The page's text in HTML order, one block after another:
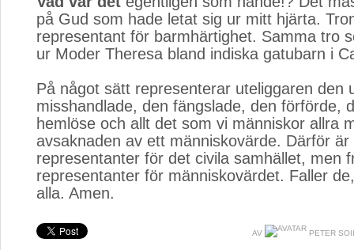
på Gud som hade letat sig ur mitt hjärta.
representant för barmhärtighet. Samma tro
ur Moder Theresa bland indiska gatubarn i
På något sätt representerar uteliggaren den
misshandlade, den fängslade, den förförde,
hemlöse och allt det som vi människor allra
avsaknaden av ett människovärde. Därför är
representanter för det civila samhället, men
representanter för människovärdet. Faller
alla. Amen.
AV PETER